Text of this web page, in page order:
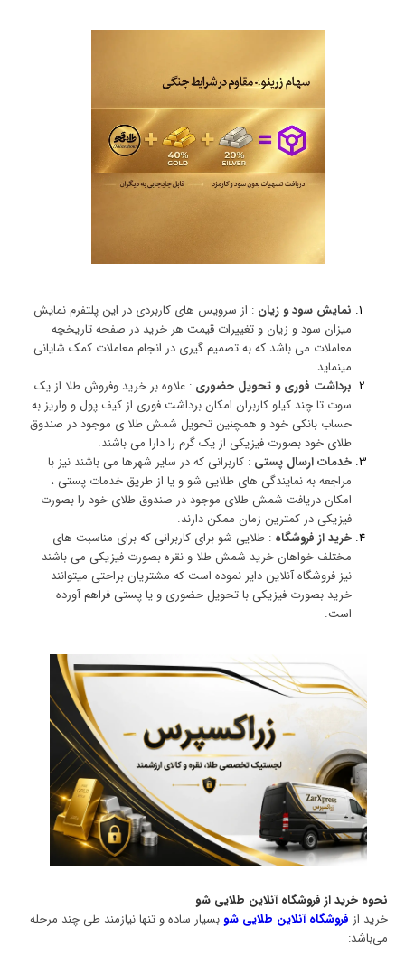
نمایش سود و زیان : از سرویس های کاربردی در این پلتفرم نمایش
میزان سود و زیان و تغییرات قیمت هر خرید در صفحه تاریخچه
معاملات می باشد که به تصمیم گیری در انجام معاملات کمک شایانی
مینماید.
برداشت فوری و تحویل حضوری : علاوه بر خرید وفروش طلا از یک
سوت تا چند کیلو کاربران امکان برداشت فوری از کیف پول و واریز به
حساب بانکی خود و همچنین تحویل شمش طلا ی موجود در صندوق
طلای خود بصورت فیزیکی از یک گرم را دارا می باشند.
خدمات ارسال پستی : کاربرانی که در سایر شهرها می باشند نیز با
مراجعه به نمایندگی های طلایی شو و یا از طریق خدمات پستی ،
امکان دریافت شمش طلای موجود در صندوق طلای خود را بصورت
فیزیکی در کمترین زمان ممکن دارند.
خرید از فروشگاه : طلایی شو برای کاربرانی که برای مناسبت های
مختلف خواهان خرید شمش طلا و نقره بصورت فیزیکی می باشند
نیز فروشگاه آنلاین دایر نموده است که مشتریان براحتی میتوانند
خرید بصورت فیزیکی با تحویل حضوری و یا پستی فراهم آورده
است.
نحوه خرید از فروشگاه آنلاین طلایی شو
خرید از فروشگاه آنلاین طلایی شو بسیار ساده و تنها نیازمند طی چند مرحله
می‌باشد: